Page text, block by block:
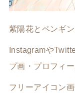
紫陽花とペンギ
Instagramや
プ画・プロフィ
フリーアイコン